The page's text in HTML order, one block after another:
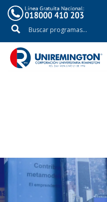
Inicio
Fondo Editorial Remington
Libros producto de investigación